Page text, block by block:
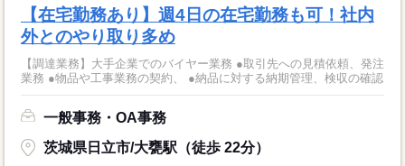
【在宅勤務あり】週4日の在宅勤務も可！社内
外とのやり取り多め
【調達業務】大手企業でのバイヤー業務 ●取引先への見積依頼、発注
業務 ●物品や工事業務の契約、 ●納品に対する納期管理、検収の確認
一般事務・OA事務
茨城県日立市/大甕駅（徒歩 22分）